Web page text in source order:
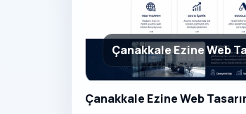
Çanakkale Ezine Web
Çanakkale Ezine Web